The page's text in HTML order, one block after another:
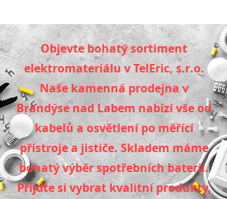
Objevte bohatý sortiment
elektromateriálu v TelEric, s.r.o.
Naše kamenná prodejna v
Brandýse nad Labem nabízí vše od
kabelů a osvětlení po měřící
přístroje a jističe. Skladem máme
bohatý výběr spotřebních baterií.
Přijďte si vybrat kvalitní produkty,